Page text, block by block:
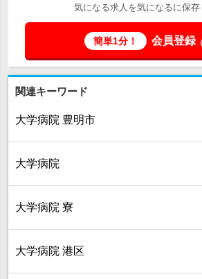
気になる求人を気になるに保存
簡単1分！ 会員登録
関連キーワード
大学病院 豊明市
大学病院
大学病院 寮
大学病院 港区